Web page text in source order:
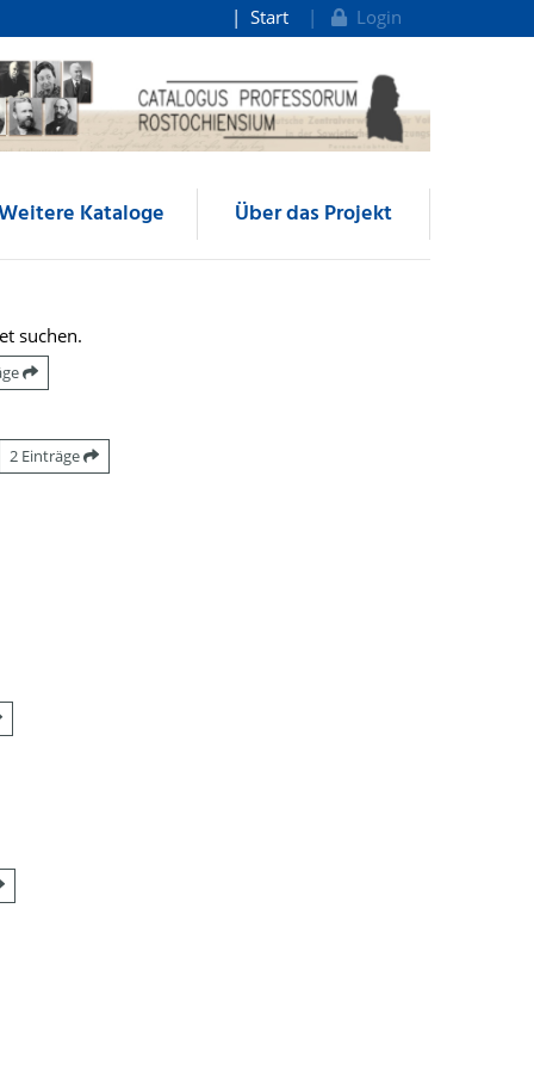
Start Login
Kataloge Über das Projekt
suchen.
2 Einträge